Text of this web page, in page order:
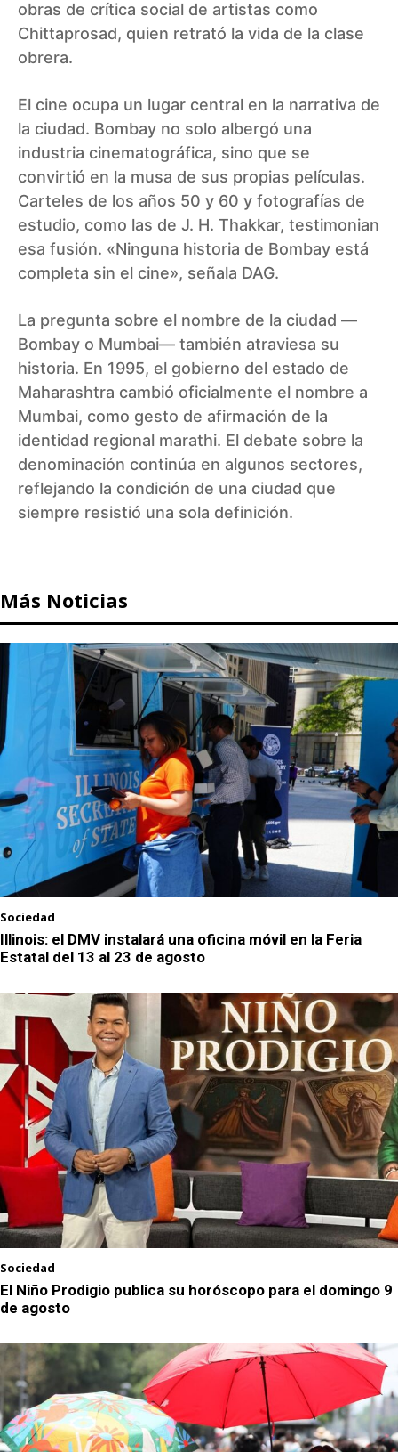
obras de crítica social de artistas como
Chittaprosad, quien retrató la vida de la clase
obrera.
El cine ocupa un lugar central en la narrativa de
la ciudad. Bombay no solo albergó una
industria cinematográfica, sino que se
convirtió en la musa de sus propias películas.
Carteles de los años 50 y 60 y fotografías de
estudio, como las de J. H. Thakkar, testimonian
esa fusión. «Ninguna historia de Bombay está
completa sin el cine», señala DAG.
La pregunta sobre el nombre de la ciudad —
Bombay o Mumbai— también atraviesa su
historia. En 1995, el gobierno del estado de
Maharashtra cambió oficialmente el nombre a
Mumbai, como gesto de afirmación de la
identidad regional marathi. El debate sobre la
denominación continúa en algunos sectores,
reflejando la condición de una ciudad que
siempre resistió una sola definición.
Más Noticias
Sociedad
Illinois: el DMV instalará una oficina móvil en la Feria
Estatal del 13 al 23 de agosto
Sociedad
El Niño Prodigio publica su horóscopo para el domingo 9
de agosto